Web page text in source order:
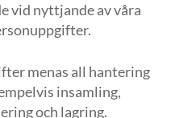
vid nyttjande av våra
menas all hantering
insamling,
och lagring.